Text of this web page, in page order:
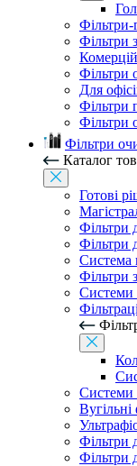
Фільтри-
Фільтри
Фільтри
Для
Фільтри
Фільтри
Фільтри
Каталог
Готові
Фільтри
Фільтри
Система
Фільтри
Системи
Системи
Вугільні
Фільтри
Фільтри